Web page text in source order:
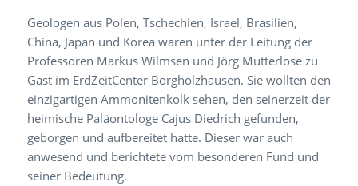
Geologen aus Polen, Tschechien, Israel, Brasilien,
China, Japan und Korea waren unter der Leitung der
Professoren Markus Wilmsen und Jörg Mutterlose zu
Gast im ErdZeitCenter Borgholzhausen. Sie wollten den
einzigartigen Ammonitenkolk sehen, den seinerzeit der
heimische Paläontologe Cajus Diedrich gefunden,
geborgen und aufbereitet hatte. Dieser war auch
anwesend und berichtete vom besonderen Fund und
seiner Bedeutung.